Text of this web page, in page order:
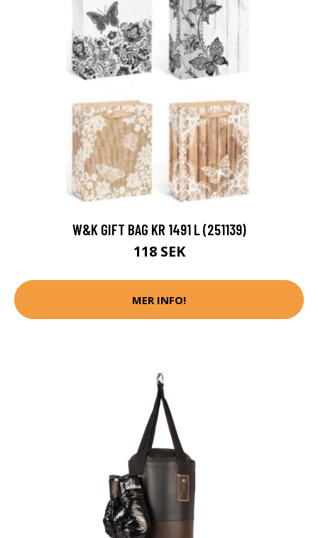
W&K GIFT BAG KR 1491 L (251139)
118 SEK
MER INFO!